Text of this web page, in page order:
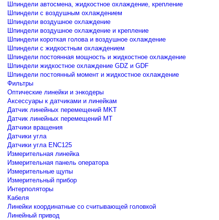
Шпиндели автосмена, жидкостное охлаждение, крепление
Шпиндели с воздушным охлаждением
Шпиндели воздушное охлаждение
Шпиндели воздушное охлаждение и крепление
Шпиндели короткая голова и воздушное охлаждение
Шпиндели с жидкостным охлаждением
Шпиндели постоянная мощность и жидкостное охлаждение
Шпиндели жидкостное охлаждение GDZ и GDF
Шпиндели постоянный момент и жидкостное охлаждение
Фильтры
Оптические линейки и энкодеры
Аксессуары к датчиками и линейкам
Датчик линейных перемещений MKT
Датчик линейных перемещений MT
Датчики вращения
Датчики угла
Датчики угла ENC125
Измерительная линейка
Измерительная панель оператора
Измерительные щупы
Измерительный прибор
Интерполяторы
Кабеля
Линейки координатные со считывающей головкой
Линейный привод